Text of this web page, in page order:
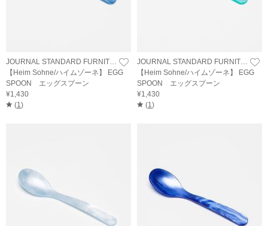
【Heim Sohne/ハイムゾーネ】 EGG
SPOON エッグスプーン
¥1,430
(1 )
【Heim Sohne/ハイムゾーネ】 EGG
SPOON エッグスプーン
¥1,430
(1 )